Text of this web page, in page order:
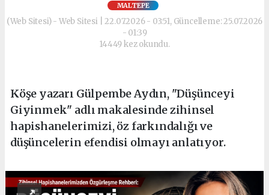
MALTEPE
(Web Sitesi) - Web Sitesi | 22.07.2026 - 03:51, Güncelleme: 25.07.2026
- 01:39
14449 kez okundu.
Köşe yazarı Gülpembe Aydın, "Düşünceyi
Giyinmek" adlı makalesinde zihinsel
hapishanelerimizi, öz farkındalığı ve
düşüncelerin efendisi olmayı anlatıyor.